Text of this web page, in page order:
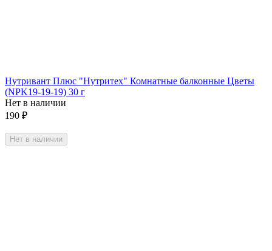
Нутривант Плюс "Нутритех" Комнатные балконные Цветы
(NPK19-19-19) 30 г
Нет в наличии
190 ₽
Нет в наличии